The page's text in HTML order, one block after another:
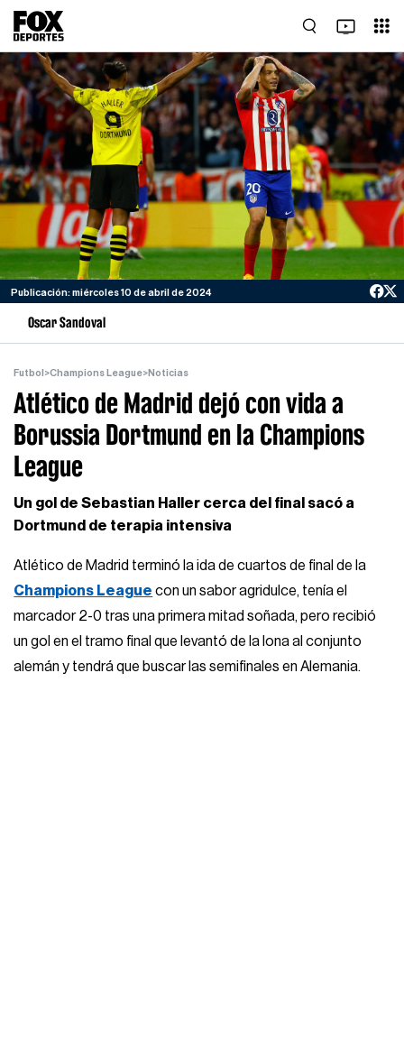
Publicación: miércoles 10 de abril de 2024
Oscar Sandoval
Futbol >Champions League>Noticias
Atlético de Madrid dejó con vida a
Borussia Dortmund en la Champions
League
Un gol de Sebastian Haller cerca del final sacó a
Dortmund de terapia intensiva
Atlético de Madrid terminó la ida de cuartos de final de la
Champions League con un sabor agridulce, tenía el
marcador 2-0 tras una primera mitad soñada, pero recibió
un gol en el tramo final que levantó de la lona al conjunto
alemán y tendrá que buscar las semifinales en Alemania.